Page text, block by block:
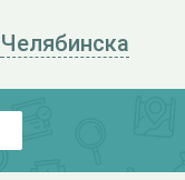
Челябинска